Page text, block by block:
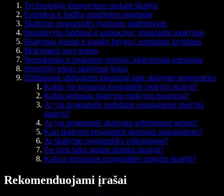
Technologijų integravimas mokant skaityti
Fonetikos ir žodžių atpažinimo pagrindai
Skaitymo programėlės įvairioms platformoms
Interaktyvūs žaidimai ir animacijos: įtraukiantis mokymas
Skaitymas garsiai ir pasakų knygos: supratimo lavinimas
Mokymasis savo tempu
Nemokamos ir mokamos versijos: kiekvienam prieinama
Speechify teksto skaitymas balsu
Dažniausiai užduodami klausimai apie skaitymo programėles
Kokia yra geriausia programėlė mokytis skaityti?
Kokia geriausia skaitymo mokymo programa?
Ar yra programėlė padedanti suaugusiems mokytis
skaityti?
Ar yra programėlė skaitymo gebėjimams gerinti?
Kuri skaitymo programėlė geriausia suaugusiems?
Ar skaitymo programėlės veiksmingos?
Per kiek laiko galima išmokti skaityti?
Kokios geriausios programėlės mokytis skaityti?
Rekomenduojami įrašai